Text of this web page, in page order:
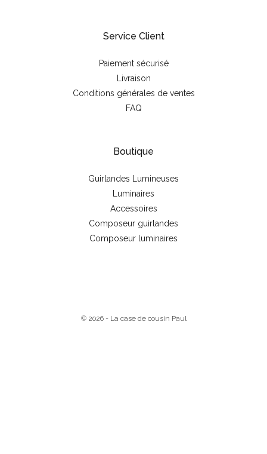
Service Client
Paiement sécurisé
Livraison
Conditions générales de ventes
FAQ
Boutique
Guirlandes Lumineuses
Luminaires
Accessoires
Composeur guirlandes
Composeur luminaires
© 2026 - La case de cousin Paul